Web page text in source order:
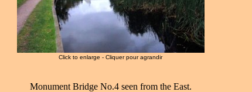
Click to enlarge - Cliquer pour agrandir
Monument Bridge No.4 seen from the East.